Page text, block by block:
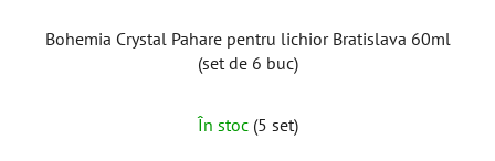
Bohemia Crystal Pahare pentru lichior Bratislava 60ml
(set de 6 buc)
În stoc (5 set)